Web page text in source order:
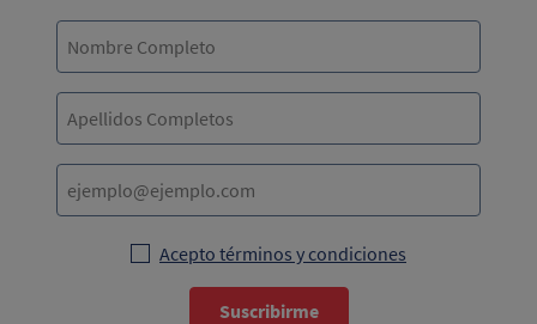
Acepto términos y condiciones
Suscribirme